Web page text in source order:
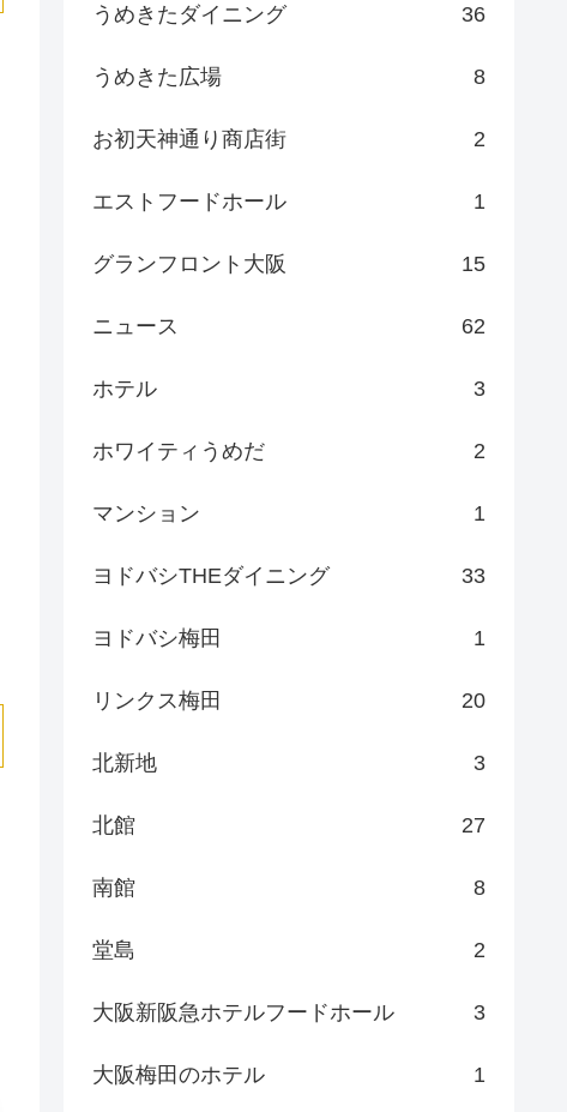
うめきたダイニング 36
うめきた広場 8
お初天神通り商店街 2
エストフードホール 1
グランフロント大阪 15
ニュース 62
ホテル 3
ホワイティうめだ 2
マンション 1
ヨドバシTHEダイニング 33
ヨドバシ梅田 1
リンクス梅田 20
北新地 3
北館 27
南館 8
堂島 2
大阪新阪急ホテルフードホール 3
大阪梅田のホテル 1